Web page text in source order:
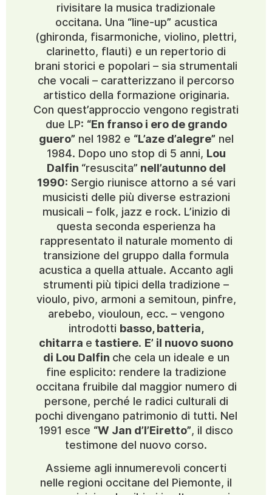
rivisitare la musica tradizionale
occitana. Una “line-up” acustica
(ghironda, fisarmoniche, violino, plettri,
clarinetto, flauti) e un repertorio di
brani storici e popolari – sia strumentali
che vocali – caratterizzano il percorso
artistico della formazione originaria.
Con quest’approccio vengono registrati
due LP: “En franso i ero de grando
guero” nel 1982 e “L’aze d’alegre” nel
1984. Dopo uno stop di 5 anni, Lou
Dalfin “resuscita” nell’autunno del
1990: Sergio riunisce attorno a sé vari
musicisti delle più diverse estrazioni
musicali – folk, jazz e rock. L’inizio di
questa seconda esperienza ha
rappresentato il naturale momento di
transizione del gruppo dalla formula
acustica a quella attuale. Accanto agli
strumenti più tipici della tradizione –
vioulo, pivo, armoni a semitoun, pinfre,
arebebo, viouloun, ecc. – vengono
introdotti basso, batteria,
chitarra e tastiere. E’ il nuovo suono
di Lou Dalfin che cela un ideale e un
fine esplicito: rendere la tradizione
occitana fruibile dal maggior numero di
persone, perché le radici culturali di
pochi divengano patrimonio di tutti. Nel
1991 esce “W Jan d’l’Eiretto”, il disco
testimone del nuovo corso.
Assieme agli innumerevoli concerti
nelle regioni occitane del Piemonte, il